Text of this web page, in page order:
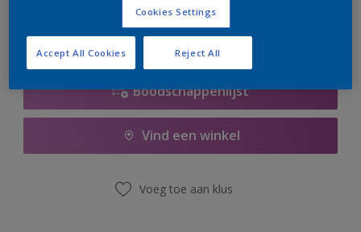
Boodschappenlijst
Vind een winkel
Voeg toe aan klus
Cookies Settings
Reject All
Accept All Cookies